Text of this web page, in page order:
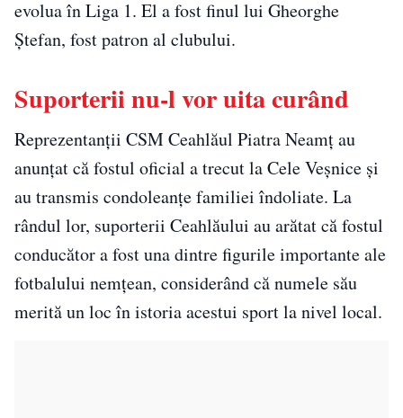
evolua în Liga 1. El a fost finul lui Gheorghe
Ștefan, fost patron al clubului.
Suporterii nu-l vor uita curând
Reprezentanții CSM Ceahlăul Piatra Neamț au
anunțat că fostul oficial a trecut la Cele Veșnice și
au transmis condoleanțe familiei îndoliate. La
rândul lor, suporterii Ceahlăului au arătat că fostul
conducător a fost una dintre figurile importante ale
fotbalului nemțean, considerând că numele său
merită un loc în istoria acestui sport la nivel local.